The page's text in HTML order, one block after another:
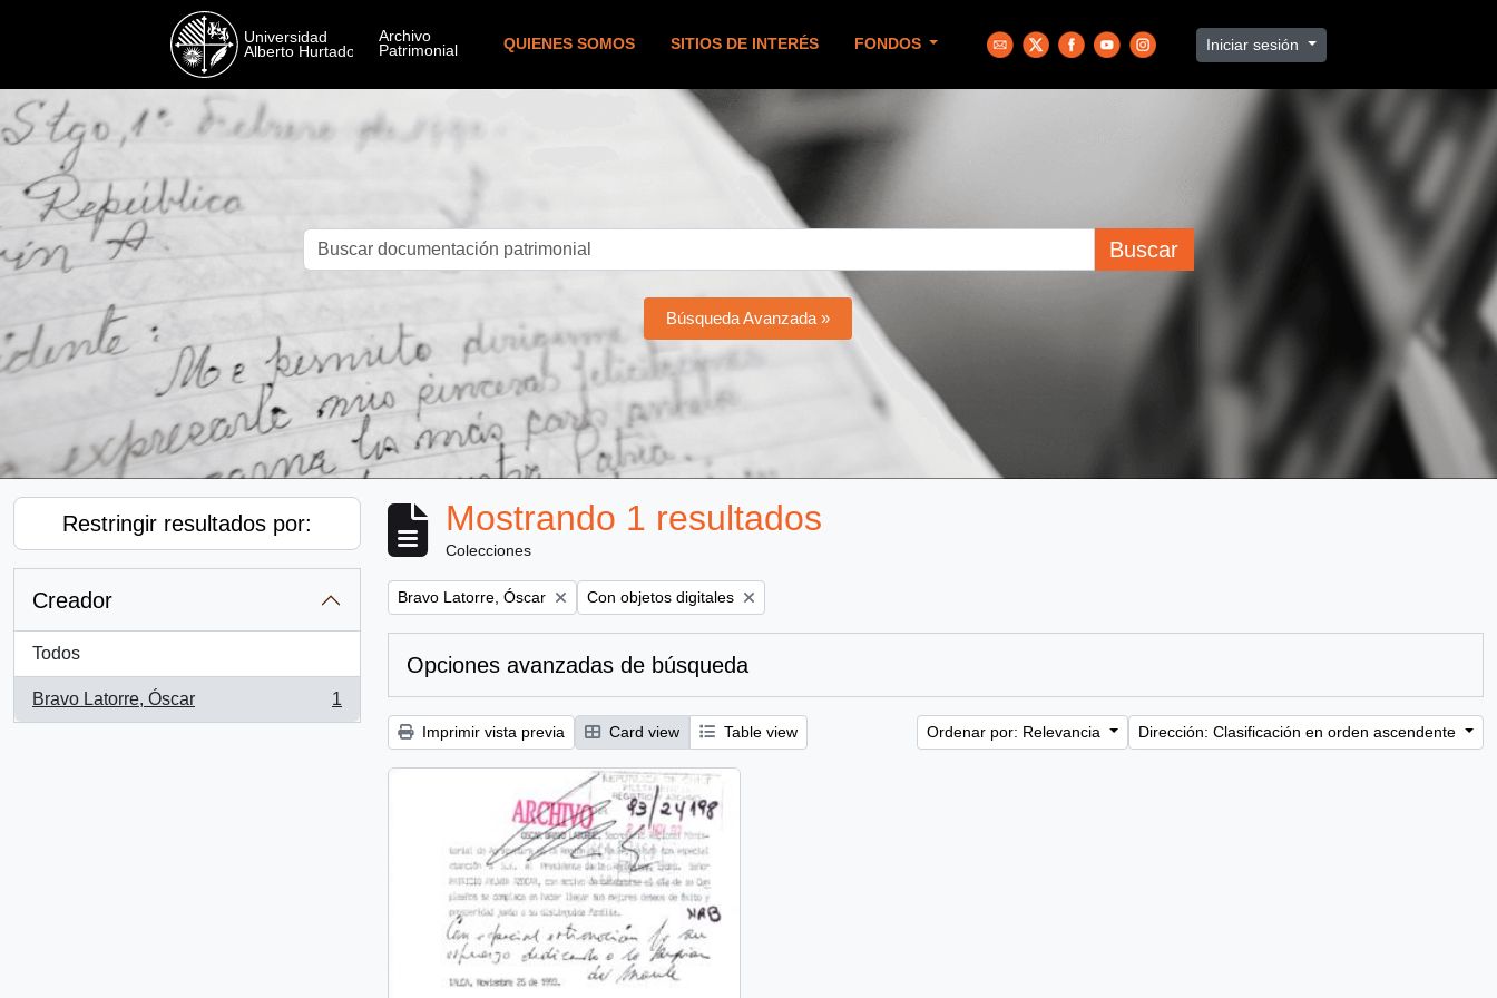
QUIENES SOMOS SITIOS DE INTERÉS FONDOS Iniciar sesión
Buscar
Búsqueda Avanzada »
Restringir resultados por:
Creador
Todos
Bravo Latorre, Óscar
, 1 resultados
1
Mostrando 1 resultados
Colecciones
Remove filter:
Bravo Latorre, Óscar Remove filter:
Con objetos digitales
Opciones avanzadas de búsqueda
Imprimir vista previa Card view Table view Ordenar por: Relevancia Dirección: Clasificación en orden ascendente